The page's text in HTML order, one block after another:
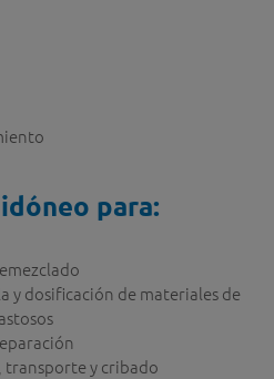
para:
y dosificación de materiales de
y cribado